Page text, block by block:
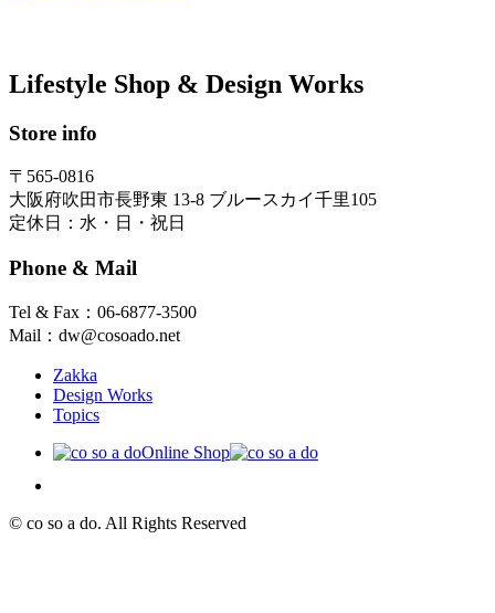
Lifestyle Shop & Design Works
Store info
〒565-0816
大阪府吹田市長野東 13-8 ブルースカイ千里105
定休日：水・日・祝日
Phone & Mail
Tel & Fax：06-6877-3500
Mail：dw@cosoado.net
Zakka
Design Works
Topics
Online Shop
© co so a do. All Rights Reserved